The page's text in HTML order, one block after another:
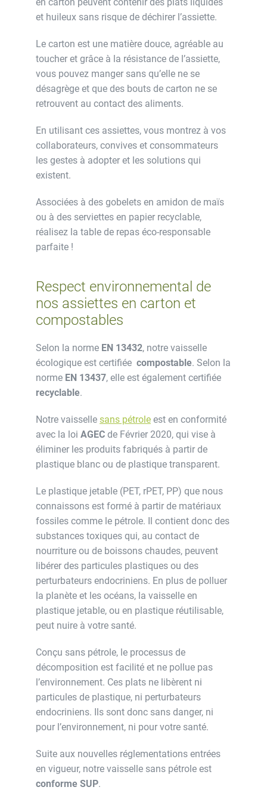
et huileux sans risque de déchirer l’assiette.
Le carton est une matière douce, agréable au
toucher et grâce à la résistance de l’assiette,
vous pouvez manger sans qu’elle ne se
désagrège et que des bouts de carton ne se
retrouvent au contact des aliments.
En utilisant ces assiettes, vous montrez à vos
collaborateurs, convives et consommateurs
les gestes à adopter et les solutions qui
existent.
Associées à des gobelets en amidon de maïs
ou à des serviettes en papier recyclable,
réalisez la table de repas éco-responsable
parfaite !
Respect environnemental de
nos assiettes en carton et
compostables
Selon la norme EN 13432, notre vaisselle
écologique est certifiée compostable. Selon la
norme EN 13437, elle est également certifiée
recyclable.
Notre vaisselle sans pétrole est en conformité
avec la loi AGEC de Février 2020, qui vise à
éliminer les produits fabriqués à partir de
plastique blanc ou de plastique transparent.
Le plastique jetable (PET, rPET, PP) que nous
connaissons est formé à partir de matériaux
fossiles comme le pétrole. Il contient donc des
substances toxiques qui, au contact de
nourriture ou de boissons chaudes, peuvent
libérer des particules plastiques ou des
perturbateurs endocriniens. En plus de polluer
la planète et les océans, la vaisselle en
plastique jetable, ou en plastique réutilisable,
peut nuire à votre santé.
Conçu sans pétrole, le processus de
décomposition est facilité et ne pollue pas
l’environnement. Ces plats ne libèrent ni
particules de plastique, ni perturbateurs
endocriniens. Ils sont donc sans danger, ni
pour l’environnement, ni pour votre santé.
Suite aux nouvelles réglementations entrées
en vigueur, notre vaisselle sans pétrole est
conforme SUP.